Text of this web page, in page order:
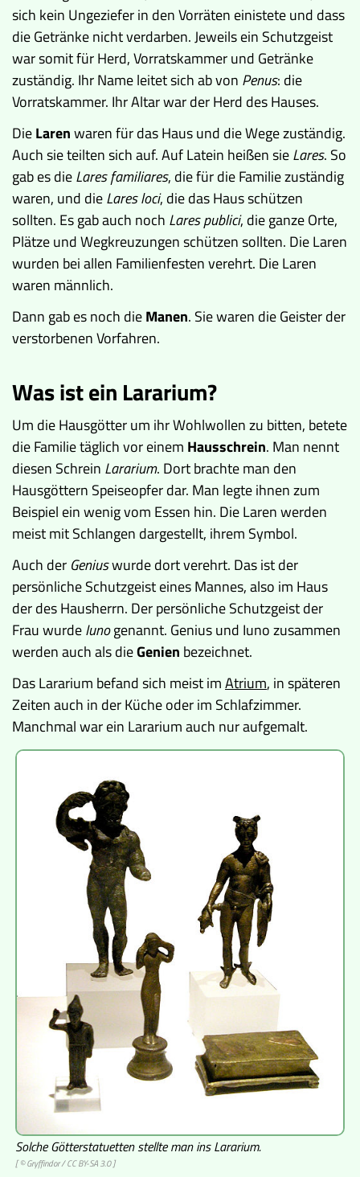
sich kein Ungeziefer in den Vorräten einistete und dass
die Getränke nicht verdarben. Jeweils ein Schutzgeist
war somit für Herd, Vorratskammer und Getränke
zuständig. Ihr Name leitet sich ab von Penus: die
Vorratskammer. Ihr Altar war der Herd des Hauses.
DieLarenwaren für das Haus und die Wege zuständig.
Auch sie teilten sich auf. Auf Latein heißen sieLares. So
gab es dieLares familiares, die für die Familie zuständig
waren, und dieLares loci, die das Haus schützen
sollten. Es gab auch noch Lares publici, die ganze Orte,
Plätze und Wegkreuzungen schützen sollten. Die Laren
wurden bei allen Familienfesten verehrt. Die Laren
waren männlich.
Dann gab es noch dieManen. Sie waren die Geister der
verstorbenen Vorfahren.
Was ist ein Lararium?
Um die Hausgötter um ihr Wohlwollen zu bitten, betete
die Familie täglich vor einem Hausschrein. Man nennt
diesen Schrein Lararium. Dort brachte man den
Hausgöttern Speiseopfer dar. Man legte ihnen zum
Beispiel ein wenig vom Essen hin. Die Laren werden
meist mit Schlangen dargestellt, ihrem Symbol.
Auch der Geniuswurde dort verehrt. Das ist der
persönliche Schutzgeist eines Mannes, also im Haus
der des Hausherrn. Der persönliche Schutzgeist der
Frau wurdeIunogenannt. Genius und Iuno zusammen
werden auch als dieGenien bezeichnet.
Das Lararium befand sich meist imAtrium, in späteren
Zeiten auch in der Küche oder im Schlafzimmer.
Manchmal war ein Lararium auch nur aufgemalt.
Solche Götterstatuetten stellte man ins Lararium.
[ ©Gryffindor/CC BY-SA 3.0]